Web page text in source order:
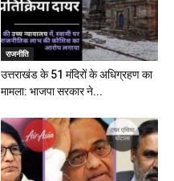
राजनीति
उत्तराखंड के 51 मंदिरों के अधिग्रहण का
मामला: भाजपा सरकार ने...